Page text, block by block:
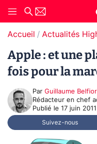
Accueil Actualités
Apple : et une
fois pour la
Par Guillaume
Rédacteur en chef
Publié le 17 juin
Suivez-nous